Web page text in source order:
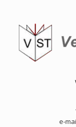
springen
e-